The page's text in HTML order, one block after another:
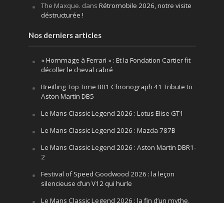
The Maxque. dans Rétromobile 2026, notre visite
déstructurée !
Nos derniers articles
« Hommage à Ferrari » : Et la Fondation Cartier fit
décoller le cheval cabré
Breitling Top Time B01 Chronograph 41 Tribute to
Aston Martin DB5
Le Mans Classic Legend 2026 : Lotus Elise GT1
Le Mans Classic Legend 2026 : Mazda 787B
Le Mans Classic Legend 2026 : Aston Martin DBR1-
2
Festival of Speed Goodwood 2026 : la leçon
silencieuse d’un V12 qui hurle
Le Mans Classic Legend 2026 : la fin d’un mythe,